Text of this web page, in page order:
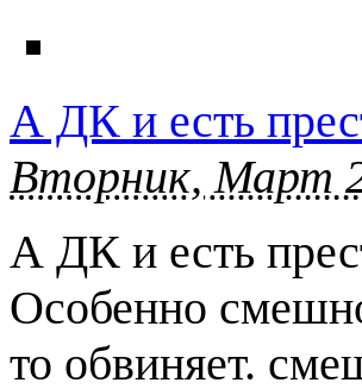
А ДК и есть
Вторник, Март
А ДК и есть
Особенно
то обвиняет.